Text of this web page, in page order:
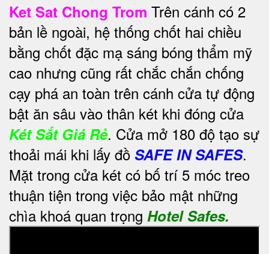
Ket Sat Chong Trom Trên cánh có 2
bản lề ngoài, hệ thống chốt hai chiều
bằng chốt đặc mạ sáng bóng thẩm mỹ
cao nhưng cũng rất chắc chắn chống
cạy phá an toàn trên cánh cửa tự động
bật ăn sâu vào thân két khi đóng cửa
Két Sắt Giá Rẻ. Cửa mở 180 độ tạo sự
thoải mái khi lấy đồ SAFE IN SAFES.
Mặt trong cửa két có bố trí 5 móc treo
thuận tiện trong việc bảo mật những
chìa khoá quan trọng Hotel Safes.